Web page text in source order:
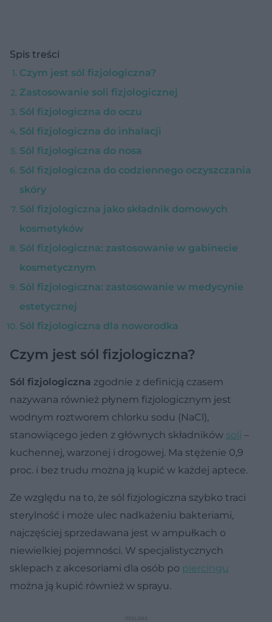
Spis treści
Czym jest sól fizjologiczna?
Zastosowanie soli fizjologicznej
Sól fizjologiczna do oczu
Sól fizjologiczna do inhalacji
Sól fizjologiczna do nosa
Sól fizjologiczna do codziennego oczyszczania
skóry
Sól fizjologiczna jako składnik domowych
kosmetyków
Sól fizjologiczna: zastosowanie w gabinecie
kosmetycznym
Sól fizjologiczna: zastosowanie w medycynie
estetycznej
Sól fizjologiczna dla noworodka
Czym jest sól fizjologiczna?
Sól fizjologiczna zgodnie z definicją czasem
nazywana również płynem fizjologicznym jest
wodnym roztworem chlorku sodu (NaCl),
stanowiącego jeden z głównych składników soli –
kuchennej, warzonej i drogowej. Ma stężenie 0,9
proc. i bez trudu można ją kupić w każdej aptece.
Ze względu na to, że sól fizjologiczna szybko traci
sterylność i może ulec nadkażeniu bakteriami,
najczęściej sprzedawana jest w ampułkach o
niewielkiej pojemności. W specjalistycznych
sklepach z akcesoriami dla osób po piercingu
można ją kupić również w sprayu.